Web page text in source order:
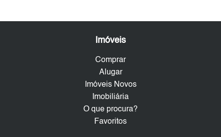
Imóveis
Comprar
Alugar
Imóveis Novos
Imobiliária
O que procura?
Favoritos